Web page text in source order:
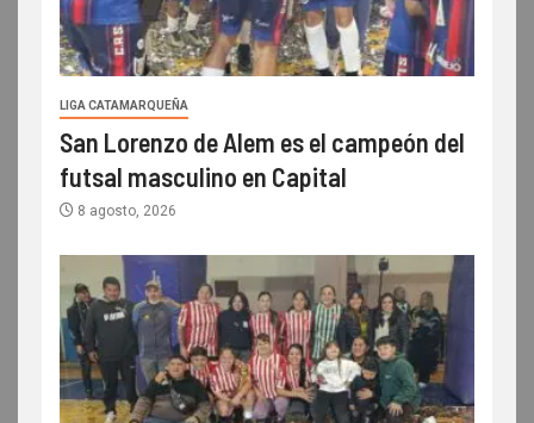
LIGA CATAMARQUEÑA
San Lorenzo de Alem es el campeón del
futsal masculino en Capital
8 agosto, 2026